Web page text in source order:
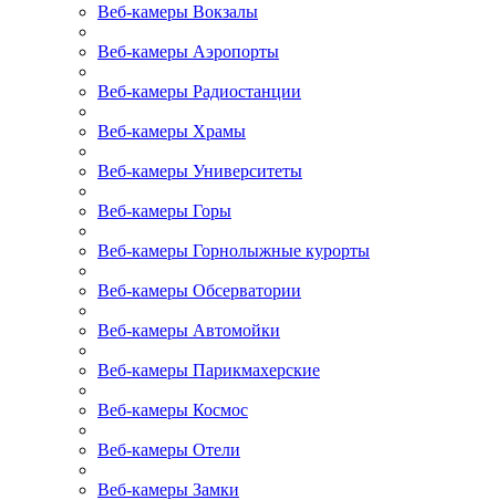
Веб-камеры Вокзалы
Веб-камеры Аэропорты
Веб-камеры Радиостанции
Веб-камеры Храмы
Веб-камеры Университеты
Веб-камеры Горы
Веб-камеры Горнолыжные курорты
Веб-камеры Обсерватории
Веб-камеры Автомойки
Веб-камеры Парикмахерские
Веб-камеры Космос
Веб-камеры Отели
Веб-камеры Замки